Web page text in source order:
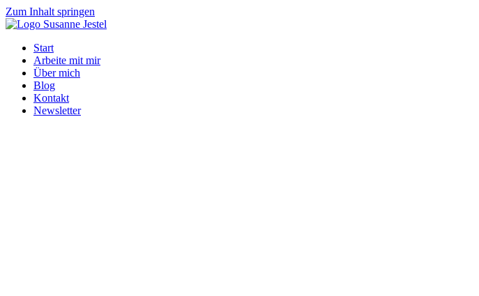
Zum Inhalt springen
Start
Arbeite mit mir
Über mich
Blog
Kontakt
Newsletter